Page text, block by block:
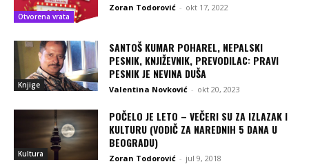
Otvorena vrata
Zoran Todorović - okt 17, 2022
Knjige
SANTOŠ KUMAR POHAREL, NEPALSKI
PESNIK, KNJIŽEVNIK, PREVODILAC: PRAVI
PESNIK JE NEVINA DUŠA
Valentina Novković - okt 20, 2023
Kultura
POČELO JE LETO – VEČERI SU ZA IZLAZAK I
KULTURU (VODIČ ZA NAREDNIH 5 DANA U
BEOGRADU)
Zoran Todorović - jul 9, 2018